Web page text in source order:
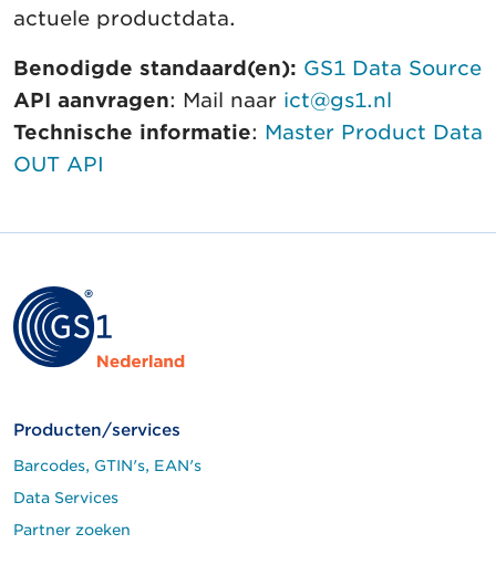
actuele productdata.
Benodigde standaard(en): GS1 Data Source
API aanvragen: Mail naar ict@gs1.nl
Technische informatie: Master Product Data
OUT API
Producten/services
Barcodes, GTIN's, EAN's
Data Services
Partner zoeken